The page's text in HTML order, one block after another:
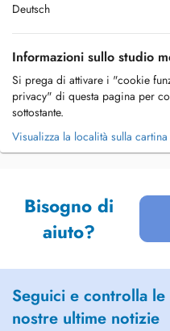
Deutsch
Informazioni sullo studio
Si prega di attivare i "cookie
privacy" di questa pagina per
sottostante.
Visualizza la località sulla cartina
Bisogno di
aiuto?
Seguici e controlla le
nostre ultime notizie